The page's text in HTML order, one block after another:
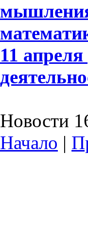
11
Новости
Начало |